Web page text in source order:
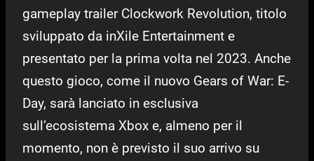
gameplay trailer Clockwork Revolution, titolo
sviluppato da inXile Entertainment e
presentato per la prima volta nel 2023. Anche
questo gioco, come il nuovo Gears of War: E-
Day, sarà lanciato in esclusiva
sull’ecosistema Xbox e, almeno per il
momento, non è previsto il suo arrivo su